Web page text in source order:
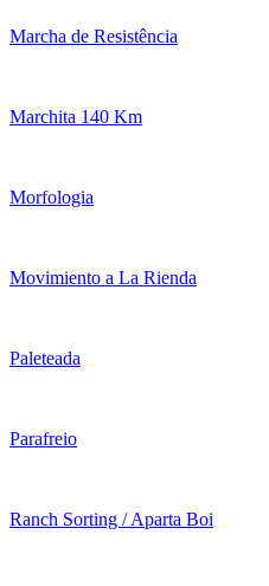
Marcha de Resistência
Marchita 140 Km
Morfologia
Movimiento a La Rienda
Paleteada
Parafreio
Ranch Sorting / Aparta Boi